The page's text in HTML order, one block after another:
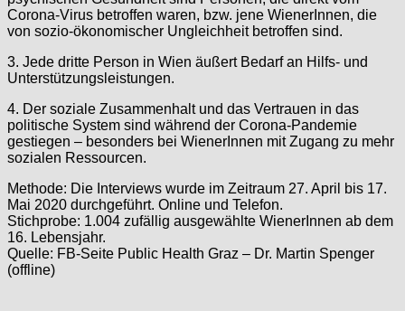
Corona-Virus betroffen waren, bzw. jene WienerInnen, die
von sozio-ökonomischer Ungleichheit betroffen sind.
3. Jede dritte Person in Wien äußert Bedarf an Hilfs- und
Unterstützungsleistungen.
4. Der soziale Zusammenhalt und das Vertrauen in das
politische System sind während der Corona-Pandemie
gestiegen – besonders bei WienerInnen mit Zugang zu mehr
sozialen Ressourcen.
Methode: Die Interviews wurde im Zeitraum 27. April bis 17.
Mai 2020 durchgeführt. Online und Telefon.
Stichprobe: 1.004 zufällig ausgewählte WienerInnen ab dem
16. Lebensjahr.
Quelle: FB-Seite Public Health Graz – Dr. Martin Spenger
(offline)